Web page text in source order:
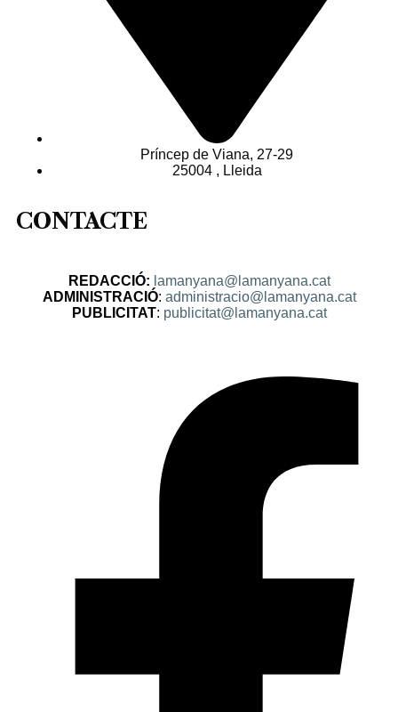
Príncep de Viana, 27-29
25004 , Lleida
CONTACTE
REDACCIÓ: lamanyana@lamanyana.cat
ADMINISTRACIÓ: administracio@lamanyana.cat
PUBLICITAT: publicitat@lamanyana.cat